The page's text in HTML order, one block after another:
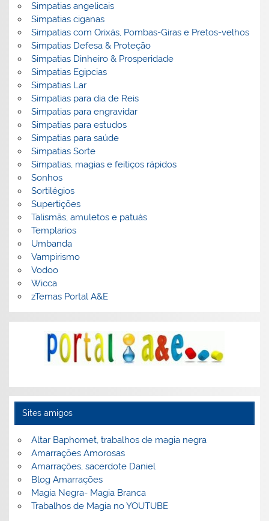
Simpatias angelicais
Simpatias ciganas
Simpatias com Orixás, Pombas-Giras e Pretos-velhos
Simpatias Defesa & Proteção
Simpatias Dinheiro & Prosperidade
Simpatias Egipcias
Simpatias Lar
Simpatias para dia de Reis
Simpatias para engravidar
Simpatias para estudos
Simpatias para saúde
Simpatias Sorte
Simpatias, magias e feitiços rápidos
Sonhos
Sortilégios
Supertições
Talismãs, amuletos e patuás
Templarios
Umbanda
Vampirismo
Vodoo
Wicca
zTemas Portal A&E
Sites amigos
Altar Baphomet, trabalhos de magia negra
Amarrações Amorosas
Amarrações, sacerdote Daniel
Blog Amarrações
Magia Negra- Magia Branca
Trabalhos de Magia no YOUTUBE